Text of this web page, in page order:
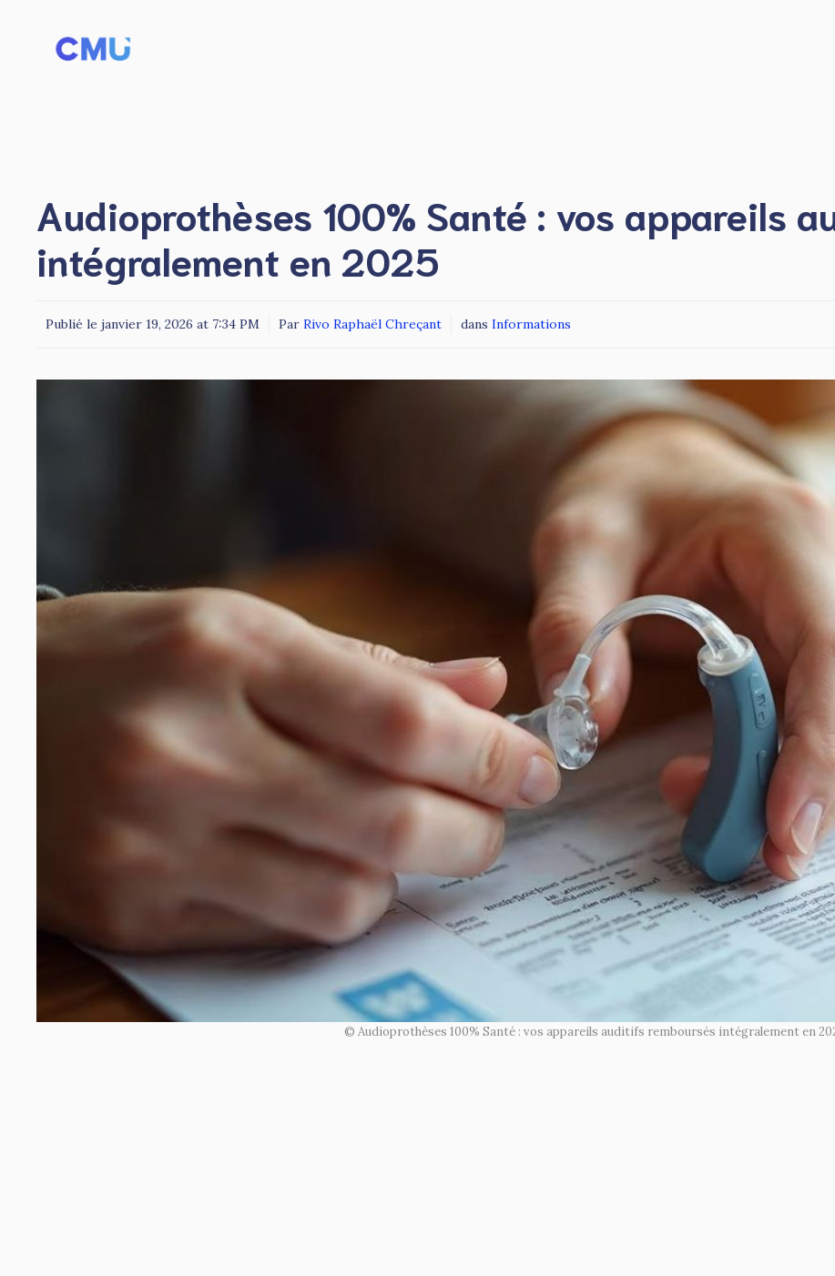
contenu
Audioprothèses 100% Santé : vos appareils
intégralement en 2025
Publié le janvier 19, 2026 at 7:34 PM Par Rivo Raphaël Chreçant dans Informations
© Audioprothèses 100% Santé : vos appareils auditifs remboursés intégralement en